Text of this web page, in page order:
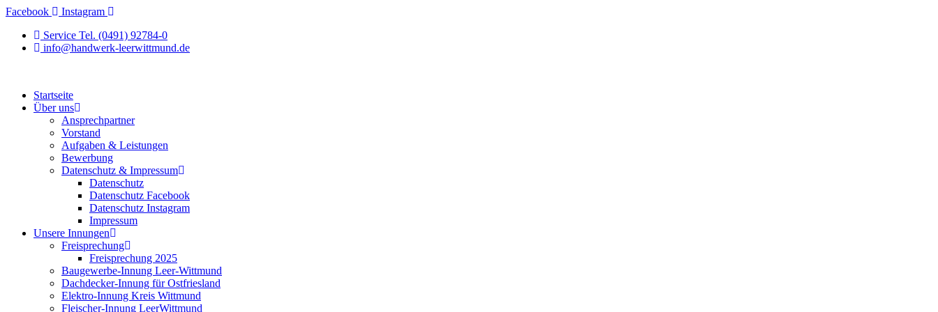
Zum
springen
Facebook
Instagram
Service Tel. (0491) 92784-0
info@handwerk-leerwittmund.de
Startseite
Über uns
Ansprechpartner
Vorstand
Aufgaben & Leistungen
Bewerbung
Datenschutz & Impressum
Datenschutz
Datenschutz Facebook
Datenschutz Instagram
Impressum
Unsere Innungen
Freisprechung
Freisprechung 2025
Baugewerbe-Innung Leer-Wittmund
Dachdecker-Innung für Ostfriesland
Elektro-Innung Kreis Wittmund
Fleischer-Innung LeerWittmund